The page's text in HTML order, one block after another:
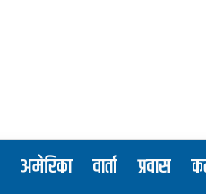
अमेरिका वार्ता प्रवास